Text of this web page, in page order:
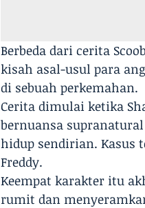
Berbeda dari cerita
kisah asal-usul para
di sebuah perkemahan.
Cerita dimulai ketika
bernuansa
hidup sendirian. Kasus
Freddy.
Keempat karakter itu
rumit dan